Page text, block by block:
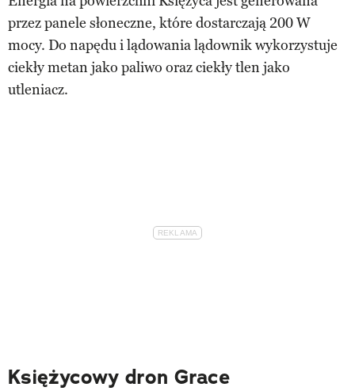
przez panele słoneczne, które dostarczają 200 W
mocy. Do napędu i lądowania lądownik wykorzystuje
ciekły metan jako paliwo oraz ciekły tlen jako
utleniacz.
Księżycowy dron Grace